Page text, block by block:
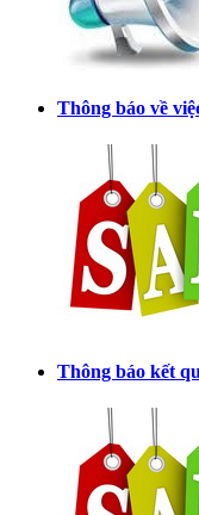
Thông báo về
Thông báo kết